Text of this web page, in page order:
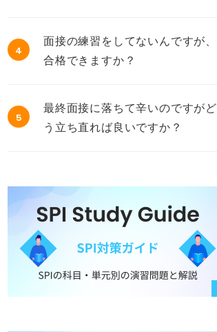
4
面接の練習をしてないんですが、
合格できますか？
5
最終面接に落ちて辛いのですがど
う立ち直れば良いですか？